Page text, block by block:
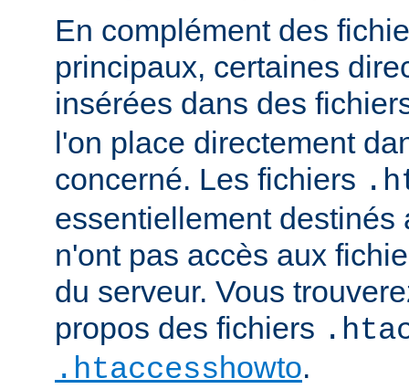
En complément des
principaux, certaines
insérées dans des
l'on place directement
concerné. Les fichiers
essentiellement destinés
n'ont pas accès aux
du serveur. Vous
propos des fichiers
.htaccesshowto.